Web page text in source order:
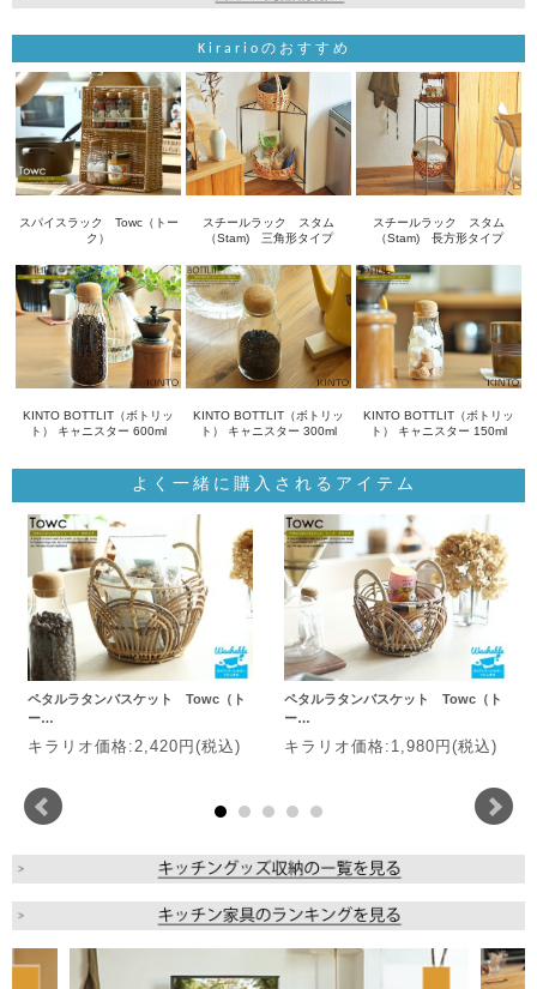
Kirarioのおすすめ
スパイスラック Towc（トー
ク）
スチールラック スタム
（Stam) 三角形タイプ
スチールラック スタム
（Stam) 長方形タイプ
KINTO BOTTLIT（ボトリッ
ト） キャニスター 600ml
KINTO BOTTLIT（ボトリッ
ト） キャニスター 300ml
KINTO BOTTLIT（ボトリッ
ト） キャニスター 150ml
よく一緒に購入されるアイテム
ペタルラタンバスケット Towc（ト
ー…
キラリオ価格:2,420円(税込)
ペタルラタンバスケット Towc（ト
ー…
キラリオ価格:1,980円(税込)